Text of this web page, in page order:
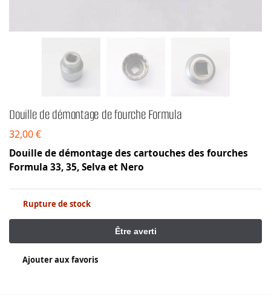
Douille de démontage de fourche Formula
32,00€
Douille de démontage des cartouches des fourches
Formula 33, 35, Selva et Nero
Rupture de stock
Ajouter aux favoris